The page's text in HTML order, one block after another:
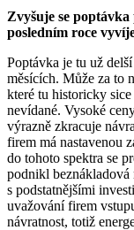
Zvyšuje se poptávka
posledním roce
Poptávka je tu už
měsících. Může za to
které tu historicky
nevídané. Vysoké
výrazně zkracuje
firem má nastavenou
do tohoto spektra se
podnikl beznákladová
s podstatnějšími
uvažování firem
návratnost, totiž